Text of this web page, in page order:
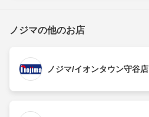
ノジマの他のお店
ノジマ/イオンタウン守谷店